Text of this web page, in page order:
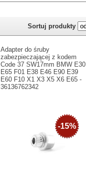
Sortuj produkty
Adapter do śruby
zabezpieczającej z kodem
Code 37 SW17mm BMW E30
E65 F01 E38 E46 E90 E39
E60 F10 X1 X3 X5 X6 E65 -
36136762342
-15%